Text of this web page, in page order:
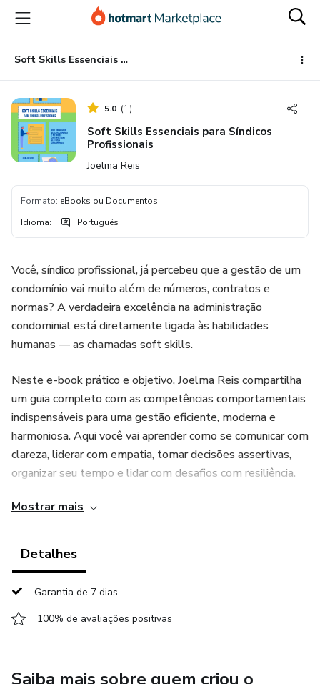
para
conteúdo
principal
para
pagamento
para
rodapé
Soft Skills Essenciais para Síndicos Profissionais
5.0 (1)
Soft Skills Essenciais para Síndicos
Profissionais
Joelma Reis
Formato: eBooks ou Documentos
Idioma: Português
Você, síndico profissional, já percebeu que a gestão de um
condomínio vai muito além de números, contratos e
normas? A verdadeira excelência na administração
condominial está diretamente ligada às habilidades
humanas — as chamadas soft skills.
Neste e-book prático e objetivo, Joelma Reis compartilha
um guia completo com as competências comportamentais
indispensáveis para uma gestão eficiente, moderna e
harmoniosa. Aqui você vai aprender como se comunicar com
clareza, liderar com empatia, tomar decisões assertivas,
organizar seu tempo e lidar com desafios com resiliência.
Com linguagem acessível e exemplos reais este material é
experientes em busca de aprimoramento contínuo.
✅ Desenvolver uma comunicação eficaz com moradores e
✅ Liderar com empatia e equilíbrio emocional
Mostrar mais
Detalhes
Garantia de 7 dias
100% de avaliações positivas
Saiba mais sobre quem criou o